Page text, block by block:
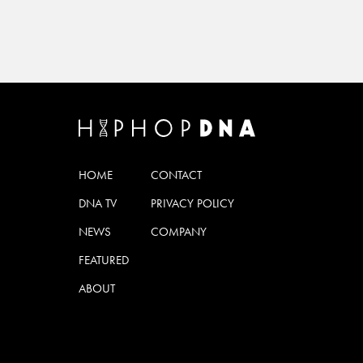
HOME
DNA TV
NEWS
FEATURED
ABOUT
CONTACT
PRIVACY POLICY
COMPANY